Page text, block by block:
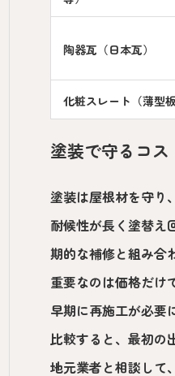
陶器瓦（日本瓦）
化粧スレート（薄型板
塗装で守るコ
塗装は屋根材を守り
耐候性が長く塗替え
期的な補修と組み合
重要なのは価格だけ
早期に再施工が必要
比較すると、最初の
地元業者と相談して